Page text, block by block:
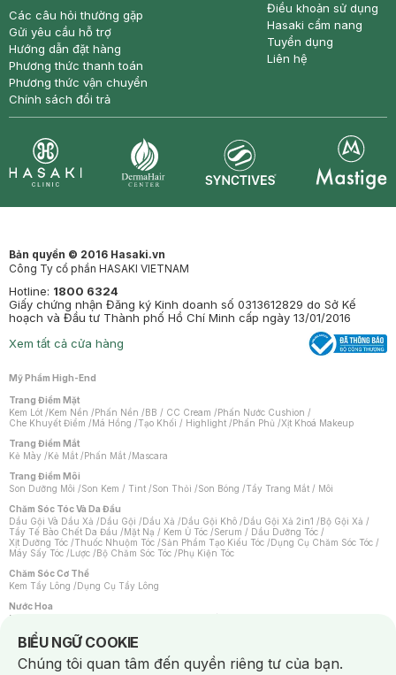
Các câu hỏi thường gặp
Gửi yêu cầu hỗ trợ
Hướng dẫn đặt hàng
Phương thức thanh toán
Phương thức vận chuyển
Chính sách đổi trả
Điều khoản sử dụng
Hasaki cẩm nang
Tuyển dụng
Liên hệ
Bản quyền © 2016 Hasaki.vn
Công Ty cổ phần HASAKI VIETNAM
Hotline: 1800 6324
Giấy chứng nhận Đăng ký Kinh doanh số 0313612829 do Sở Kế
hoạch và Đầu tư Thành phố Hồ Chí Minh cấp ngày 13/01/2016
Xem tất cả cửa hàng
Mỹ Phẩm High-End
Trang Điểm Mặt
Kem Lót /Kem Nền /Phấn Nền /BB / CC Cream /Phấn Nước Cushion /
Che Khuyết Điểm /Má Hồng /Tạo Khối / Highlight /Phấn Phủ /Xịt Khoá Makeup
Trang Điểm Mắt
Kẻ Mày /Kẻ Mắt /Phấn Mắt /Mascara
Trang Điểm Môi
Son Dưỡng Môi /Son Kem / Tint /Son Thỏi /Son Bóng /Tẩy Trang Mắt / Môi
Chăm Sóc Tóc Và Da Đầu
Dầu Gội Và Dầu Xả /Dầu Gội /Dầu Xả /Dầu Gội Khô /Dầu Gội Xả 2in1 /Bộ Gội Xả /
Tẩy Tế Bào Chết Da Đầu /Mặt Nạ / Kem Ủ Tóc /Serum / Dầu Dưỡng Tóc /
Xịt Dưỡng Tóc /Thuốc Nhuộm Tóc /Sản Phẩm Tạo Kiểu Tóc /Dụng Cụ Chăm Sóc Tóc /
Máy Sấy Tóc /Lược /Bộ Chăm Sóc Tóc /Phụ Kiện Tóc
Chăm Sóc Cơ Thể
Kem Tẩy Lông /Dụng Cụ Tẩy Lông
Nước Hoa
Nước Hoa Nữ
Chăm Sóc Cá Nhân
Chống Muỗi /Khẩu Trang /Máy Massage/Mặt Nạ Xông Hơi /Nước Rửa Tay/
Sản Phẩm Chăm Sóc Khác /Bàn Chải Đánh Răng /Bàn Chải Điện/
BIỂU NGỮ COOKIE
Notice about cookies usage
Chúng tôi quan tâm đến quyền riêng tư của bạn.